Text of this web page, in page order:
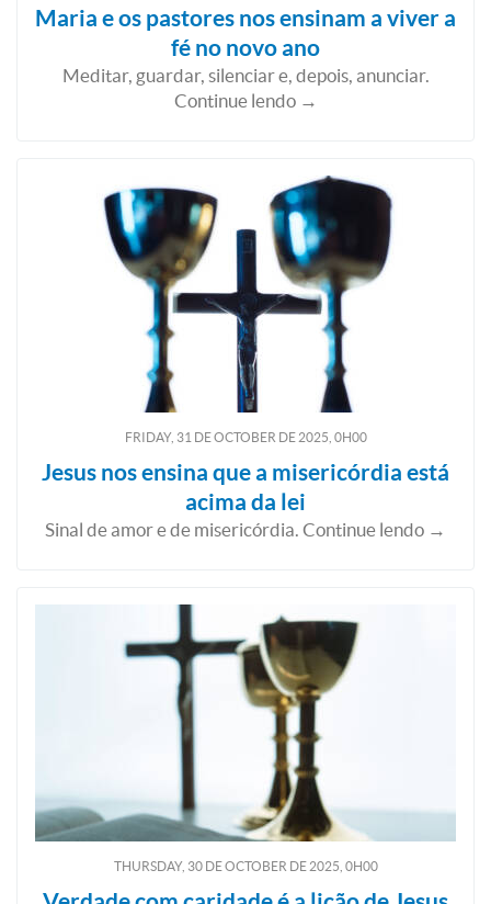
Maria e os pastores nos ensinam a viver a
fé no novo ano
Meditar, guardar, silenciar e, depois, anunciar.
Continue lendo →
FRIDAY, 31 DEOCTOBER DE2025, 0H00
Jesus nos ensina que a misericórdia está
acima da lei
Sinal de amor e de misericórdia. Continue lendo →
THURSDAY, 30DEOCTOBER DE2025, 0H00